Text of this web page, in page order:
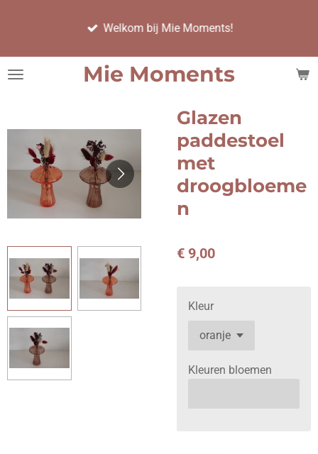
hoofdinhoud
Mie Moments
Welkom bij Mie Moments!
Glazen
paddestoel
met
droogbloeme
n
€ 9,00
Kleur
Kleuren bloemen